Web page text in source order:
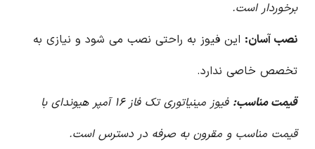
برخوردار است.
نصب آسان: این فیوز به راحتی نصب می شود و نیازی به
تخصص خاصی ندارد.
قیمت مناسب:
فیوز مینیاتوری تک فاز ۱۶ آمپر هیوندای با
قیمت مناسب و مقرون به صرفه در دسترس است.